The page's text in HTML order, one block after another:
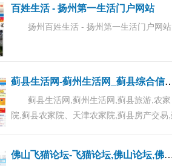
百姓生活 - 扬州第一生活门户网站
扬州百姓生活 - 扬州第一生活门户网
县生活网-蓟州生活网_
蓟县生活网,蓟州生活网,蓟县旅游,农家
院,蓟县农家院、天津农家院,蓟县房产交易
山飞猫论坛-飞猫论坛,佛